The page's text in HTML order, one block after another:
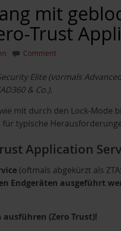
mit
Trust
Comment
Elite (vormals
& Co.).
mit durch den Lock-
typische
Application
(oftmals abgekürzt als
Endgeräten ausgeführt
(Zero Trust)!